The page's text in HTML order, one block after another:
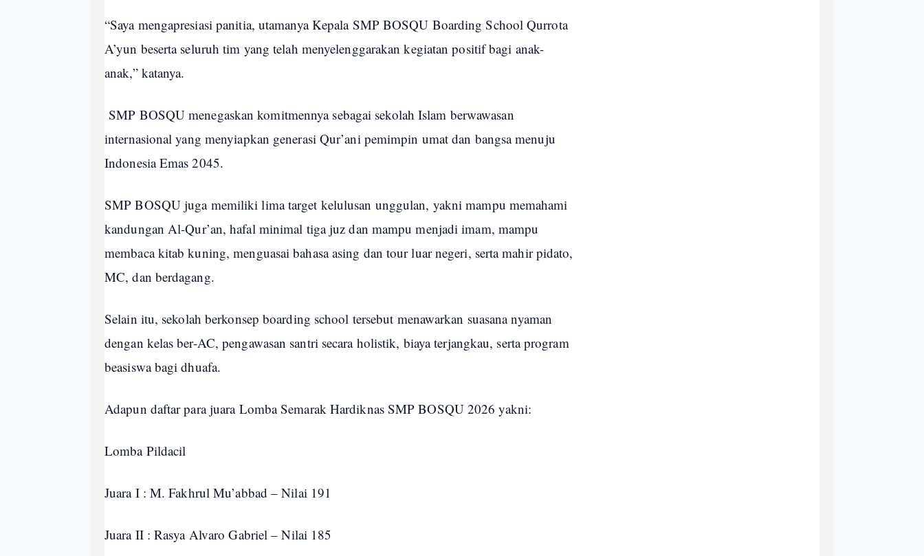
“Saya mengapresiasi panitia, utamanya Kepala SMP BOSQU Boarding School Qurrota
A’yun beserta seluruh tim yang telah menyelenggarakan kegiatan positif bagi anak-
anak,” katanya.
SMP BOSQU menegaskan komitmennya sebagai sekolah Islam berwawasan
internasional yang menyiapkan generasi Qur’ani pemimpin umat dan bangsa menuju
Indonesia Emas 2045.
SMP BOSQU juga memiliki lima target kelulusan unggulan, yakni mampu memahami
kandungan Al-Qur’an, hafal minimal tiga juz dan mampu menjadi imam, mampu
membaca kitab kuning, menguasai bahasa asing dan tour luar negeri, serta mahir pidato,
MC, dan berdagang.
Selain itu, sekolah berkonsep boarding school tersebut menawarkan suasana nyaman
dengan kelas ber-AC, pengawasan santri secara holistik, biaya terjangkau, serta program
beasiswa bagi dhuafa.
Adapun daftar para juara Lomba Semarak Hardiknas SMP BOSQU 2026 yakni:
Lomba Pildacil
Juara I : M. Fakhrul Mu’abbad – Nilai 191
Juara II : Rasya Alvaro Gabriel – Nilai 185